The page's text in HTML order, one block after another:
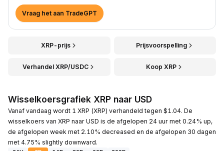
Vraag het aan TradeGPT
XRP-prijs Prijsvoorspelling
Verhandel XRP/USDC Koop XRP
Wisselkoersgrafiek XRP naar USD
Vanaf vandaag wordt 1 XRP (XRP) verhandeld tegen $1.04. De
wisselkoers van XRP naar USD is de afgelopen 24 uur met 0.24% up,
de afgelopen week met 2.10% decreased en de afgelopen 30 dagen
met 4.75% slightly downward.